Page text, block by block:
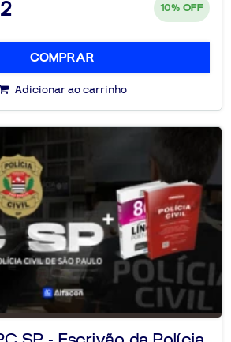
10% OFF
COMPRAR
Adicionar ao carrinho